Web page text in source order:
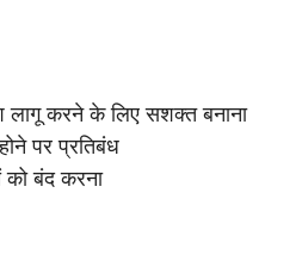
लागू करने के लिए सशक्त बनाना
पर प्रतिबंध
बंद करना